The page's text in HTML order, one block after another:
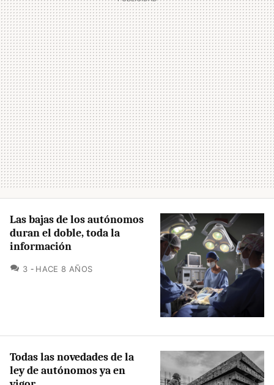
Las bajas de los autónomos
duran el doble, toda la
información
3 COMENTARIOS
HACE 8 AÑOS
Todas las novedades de la
ley de autónomos ya en